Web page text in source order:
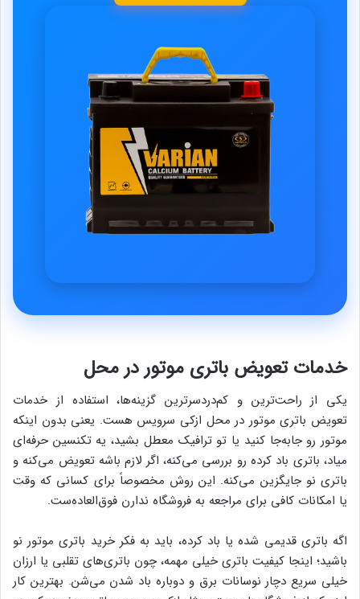
خدمات تعویض باتری موتور در محل
یکی از راحت‌ترین و کم‌دردسرترین گزینه‌ها، استفاده از خدمات
تعویض باتری موتور در محل ازکی سرویس هست. یعنی بدون اینکه
موتور رو جابه‌جا کنید یا تو ترافیک معطل بشید، یه تکنسین حرفه‌ای
میاد، باتری باد کرده رو بررسی می‌کنه، اگر لازم باشه تعویض می‌کنه و
باتری نو جایگزین می‌کنه. این روش مخصوصاً برای کسانی که وقت
یا امکانات کافی برای مراجعه به فروشگاه ندارن فوق‌العاده‌ست.
اگه باتری قدیمی شده یا باد کرده، باید به فکر خرید باتری موتور نو
باشید؛ اینجا کیفیت باتری خیلی مهمه، چون باتری‌های تقلبی یا ارزان
خیلی سریع دچار نوسانات برق و دوباره باد شدن می‌شن. بهترین کار